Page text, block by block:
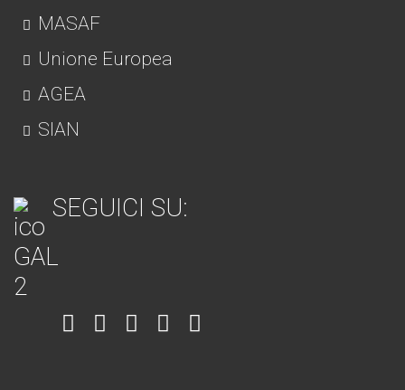
MASAF
Unione Europea
AGEA
SIAN
SEGUICI SU:
Item Item Item Item